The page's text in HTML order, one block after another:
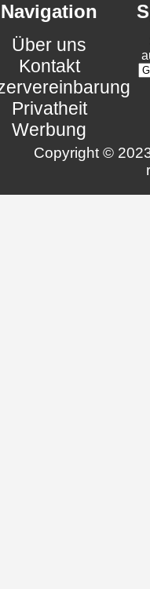
Navigation
Über uns
Kontakt
Privatheit
Werbung
Copyright ©